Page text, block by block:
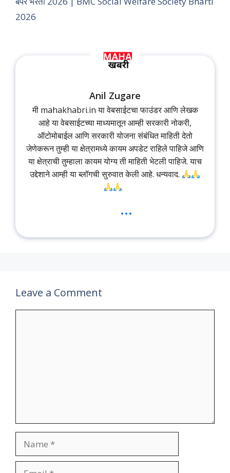
2026
Anil Zugare
मी mahakhabri.in या वेबसाईटचा फाउंडर आणि लेखक
आहे या वेबसाईटच्या माध्यमातून आम्ही सरकारी नोकरी,
ऑटोमोबाईल आणि सरकारी योजना संबंधित माहिती देतो
जेणेकरून तुम्ही या क्षेत्रामध्ये कायम अपडेट राहिले पाहिजे आणि
या क्षेत्राची तुम्हाला कायम योग्य ती माहिती भेटली पाहिजे. याच
उद्देशाने आम्ही या ब्लॉगची सुरुवात केली आहे. धन्यवाद.
...
Leave a Comment